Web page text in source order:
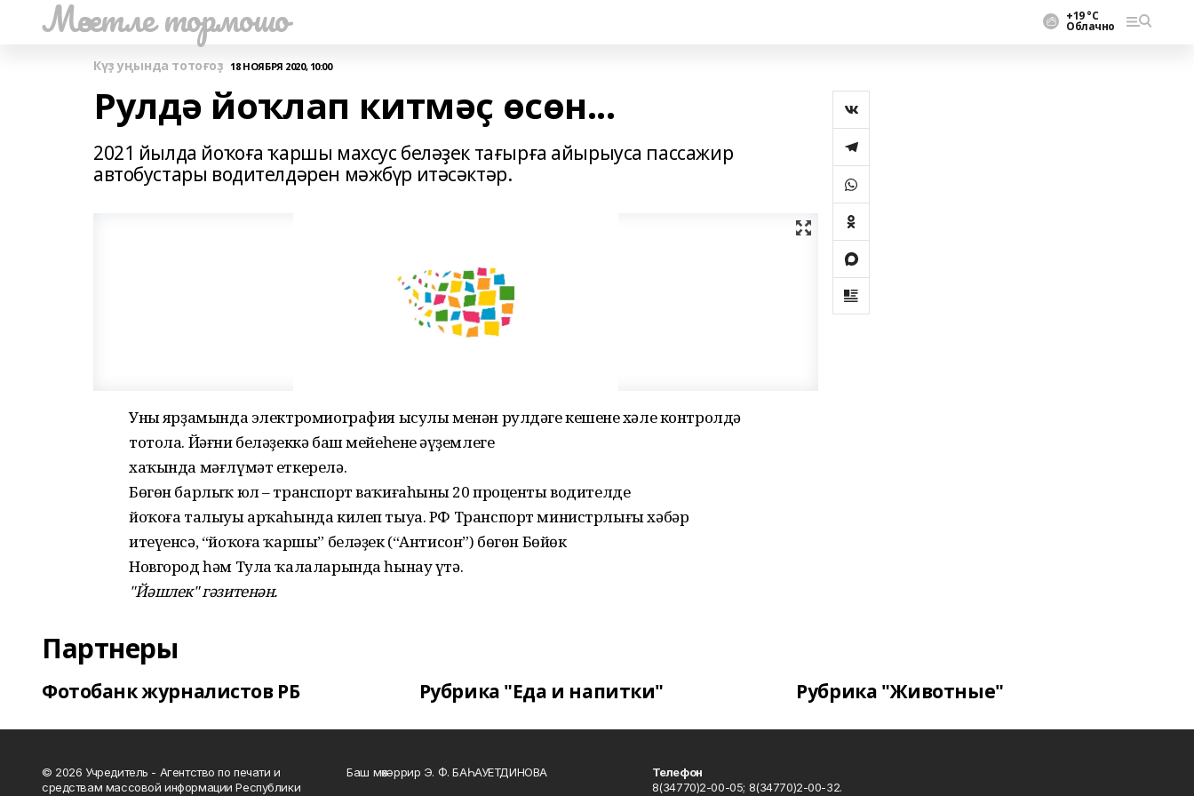
Мәсетле тормошо +19 °С
Облачно
Күҙ уңында тотоғоҙ 18 НОЯБРЯ 2020, 10:00
Рулдә йоҡлап китмәҫ өсөн...
2021 йылда йоҡоға ҡаршы махсус беләҙек тағырға айырыуса пассажир
автобустары водителдəрен мəжбүр итəсəктəр.
Уның ярҙамында электромиография ысулы менəн рулдəге кешенең хəле контролдə
тотола. Йəғни белəҙеккə баш мейеһенең əүҙемлеге
хаҡында мəғлүмəт еткерелə.
Бөгөн барлыҡ юл – транспорт ваҡиғаһының 20 проценты водителдең
йоҡоға талыуы арҡаһында килеп тыуа. РФ Транспорт министрлығы хəбəр
итеүенсə, “йоҡоға ҡаршы” белəҙек (“Антисон”) бөгөн Бөйөк
Новгород һəм Тула ҡалаларында һынау үтə.
"Йәшлек" гәзитенән.
Партнеры
Фотобанк журналистов РБ Рубрика "Еда и напитки" Рубрика "Животные"
© 2026 Учредитель - Агентство по печати и
средствам массовой информации Республики
Баш мөхәррир Э. Ф. БАҺАУЕТДИНОВА
Телефон
8(34770)2-00-05; 8(34770)2-00-32.